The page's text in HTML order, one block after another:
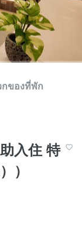
กของที่พัก
入住 特
）